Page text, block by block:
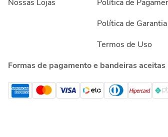
Nossas Lojas
Política de
Política de Garantia
Termos de Uso
Formas de pagamento e bandeiras aceitas